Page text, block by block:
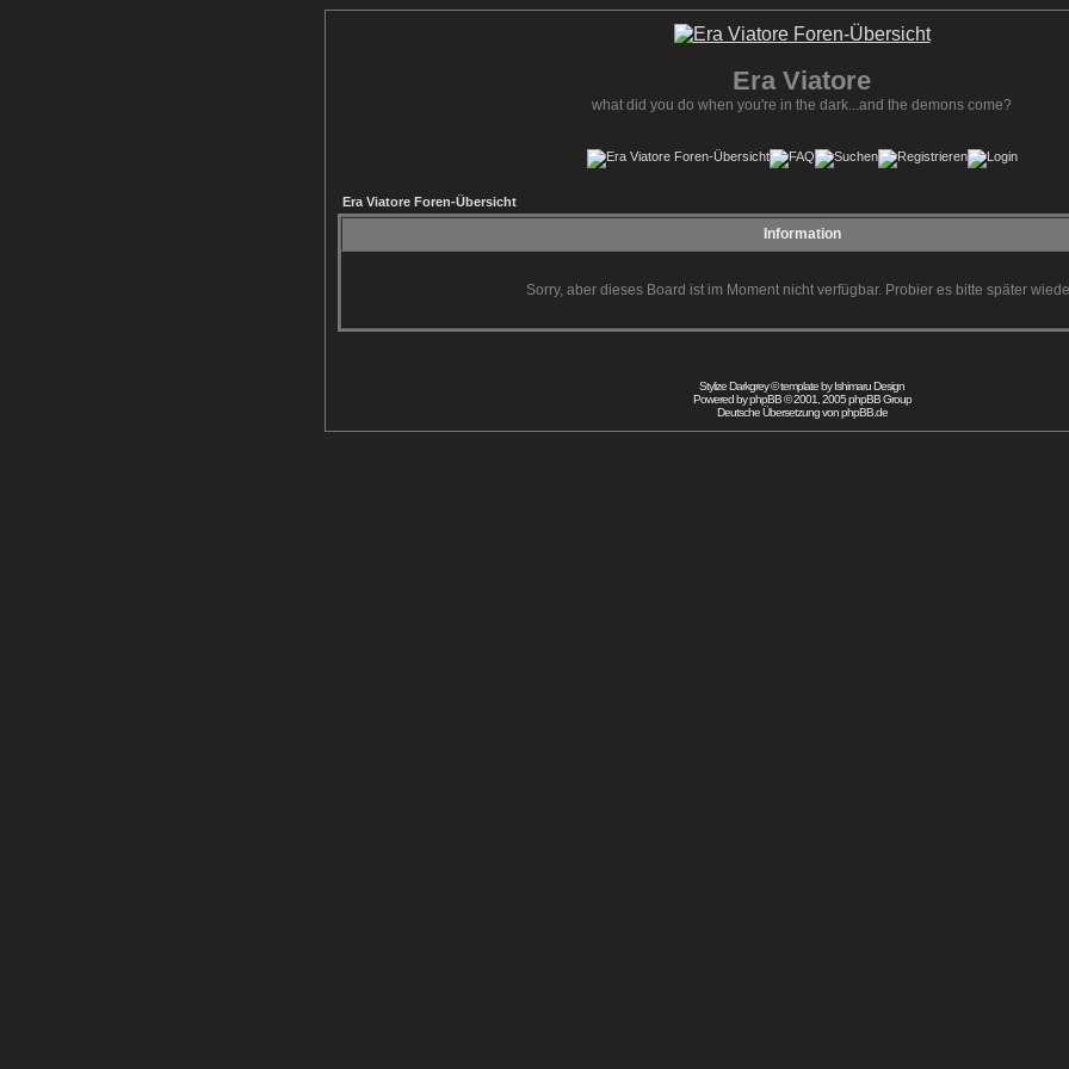
Era Viatore
what did you do when you're in the dark...and the demons come?
Era Viatore Foren-Übersicht
Information
Sorry, aber dieses Board ist im Moment nicht verfügbar. Probier es bitte später
Stylize Darkgrey © template byIshimaru Design
Powered byphpBB© 2001, 2005 phpBB Group
Deutsche Übersetzung vonphpBB.de